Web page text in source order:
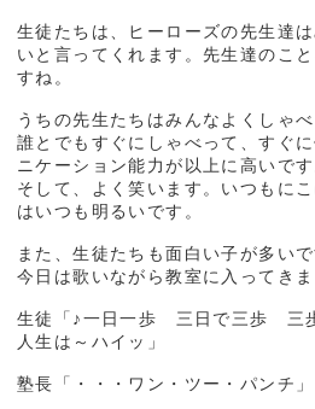
生徒たちは、ヒーローズの先生達
いと言ってくれます。先生達のこ
すね。
うちの先生たちはみんなよくしゃべ
誰とでもすぐにしゃべって、すぐ
ニケーション能力が以上に高いです
そして、よく笑います。いつもに
はいつも明るいです。
また、生徒たちも面白い子が多いで
今日は歌いながら教室に入ってきま
生徒「♪一日一歩 三日で三歩
人生は～ハイッ」
塾長「・・・ワン・ツー・パンチ」